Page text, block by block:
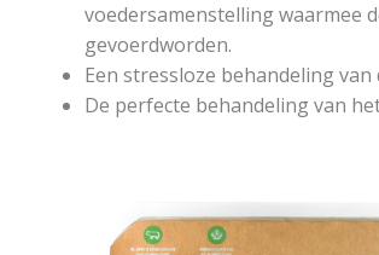
voedersamenstelling waarmee
gevoerdworden.
Een stressloze behandeling van
De perfecte behandeling van